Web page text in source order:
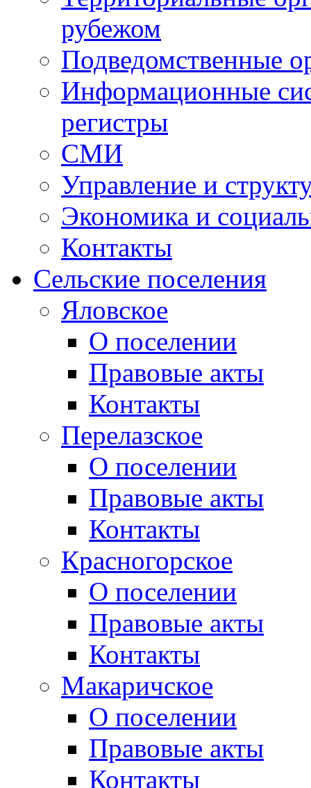
рубежом
Подведомственные
Информационные
регистры
СМИ
Управление и
Экономика и
Контакты
Сельские поселения
Яловское
О поселении
Правовые акты
Контакты
Перелазское
О поселении
Правовые акты
Контакты
Красногорское
О поселении
Правовые акты
Контакты
Макаричское
О поселении
Правовые акты
Контакты